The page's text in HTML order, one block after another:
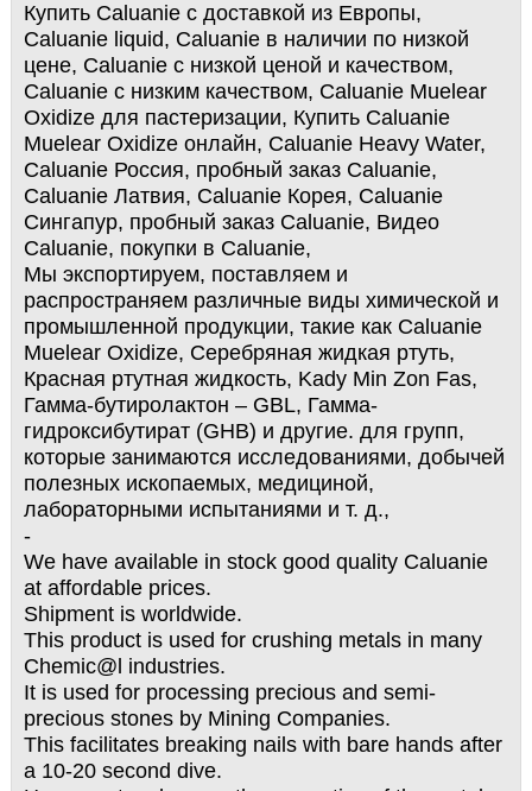
Купить Caluanie с доставкой из Европы,
Caluanie liquid, Caluanie в наличии по низкой
цене, Caluanie с низкой ценой и качеством,
Caluanie с низким качеством, Caluanie Muelear
Oxidize для пастеризации, Купить Caluanie
Muelear Oxidize онлайн, Caluanie Heavy Water,
Caluanie Россия, пробный заказ Caluanie,
Caluanie Латвия, Caluanie Корея, Caluanie
Сингапур, пробный заказ Caluanie, Видео
Caluanie, покупки в Caluanie,
Мы экспортируем, поставляем и
распространяем различные виды химической и
промышленной продукции, такие как Caluanie
Muelear Oxidize, Серебряная жидкая ртуть,
Красная ртутная жидкость, Kady Min Zon Fas,
Гамма-бутиролактон – GBL, Гамма-
гидроксибутират (GHB) и другие. для групп,
которые занимаются исследованиями, добычей
полезных ископаемых, медициной,
лабораторными испытаниями и т. д.,
-
We have available in stock good quality Caluanie
at affordable prices.
Shipment is worldwide.
This product is used for crushing metals in many
Chemic@l industries.
It is used for processing precious and semi-
precious stones by Mining Companies.
This facilitates breaking nails with bare hands after
a 10-20 second dive.